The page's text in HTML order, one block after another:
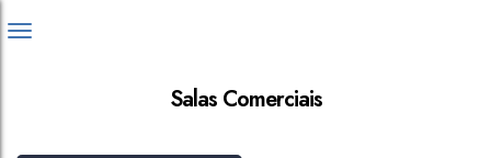
Salas Comerciais